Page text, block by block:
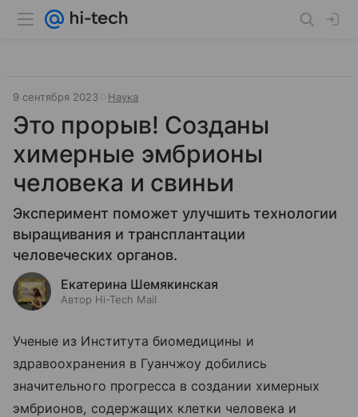
9 сентября 2023 Наука
Это прорыв! Созданы
химерные эмбрионы
человека и свиньи
Эксперимент поможет улучшить технологии
выращивания и трансплантации
человеческих органов.
Екатерина Шемякинская
Автор Hi-Tech Mail
Ученые из Института биомедицины и
здравоохранения в Гуанчжоу добились
значительного прогресса в создании химерных
эмбрионов, содержащих клетки человека и